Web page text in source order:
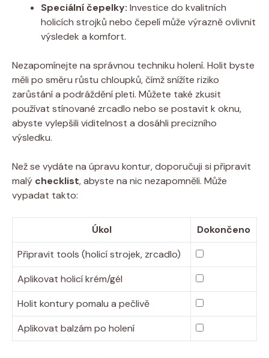
Speciální čepelky: Investice do kvalitních
holicích strojků nebo čepelí může výrazně ovlivnit
výsledek a komfort.
Nezapomínejte na správnou techniku holení. Holit byste
měli po směru růstu chloupků, čímž snížíte riziko
zarůstání a podráždění pleti. Můžete také zkusit
používat stínované zrcadlo nebo se postavit k oknu,
abyste vylepšili viditelnost a dosáhli precizního
výsledku.
Než se vydáte na úpravu kontur, doporučuji si připravit
malý checklist, abyste na nic nezapomněli. Může
vypadat takto:
Úkol
Dokončeno
Připravit tools (holicí strojek, zrcadlo)
Aplikovat holicí krém/gél
Holit kontury pomalu a pečlivě
Aplikovat balzám po holení